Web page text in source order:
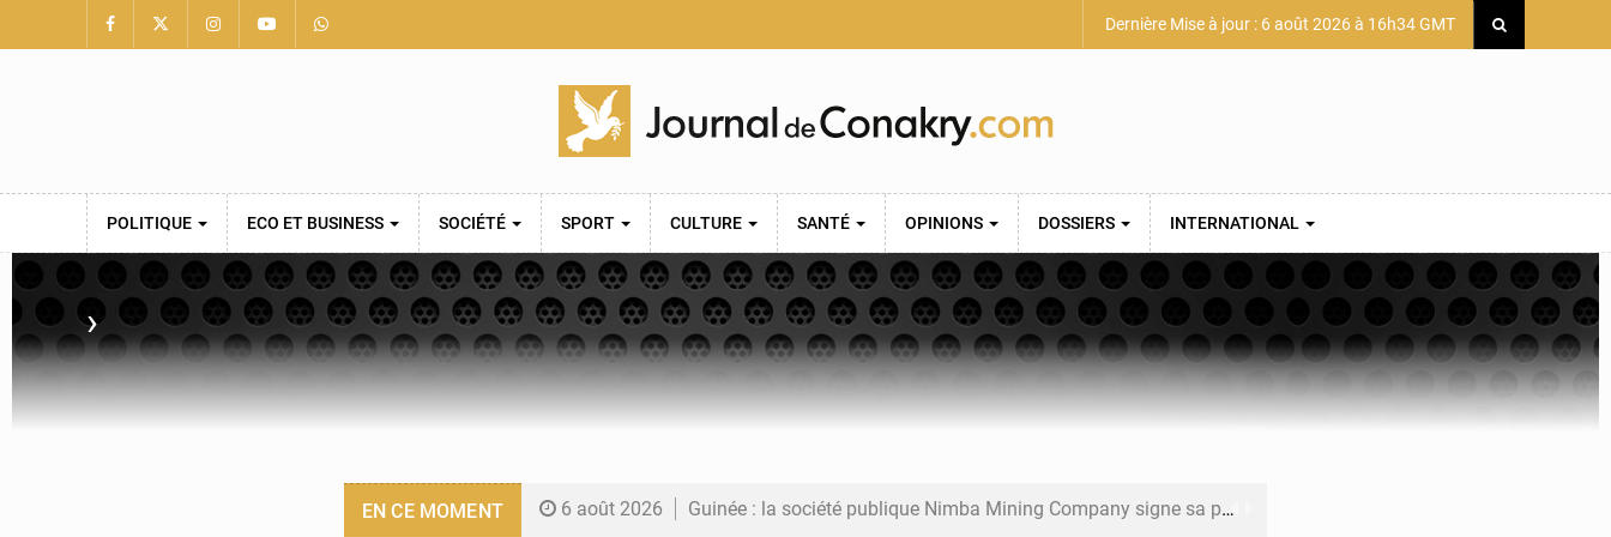
Dernière Mise à jour : 6 août 2026 à 16h34 GMT
POLITIQUE ECO ET BUSINESS SOCIÉTÉ SPORT CULTURE SANTÉ OPINIONS DOSSIERS INTERNATIONAL
›
EN CE MOMENT 6 août 2026 Guinée : la société publique Nimba Mining Company signe sa première convention minière